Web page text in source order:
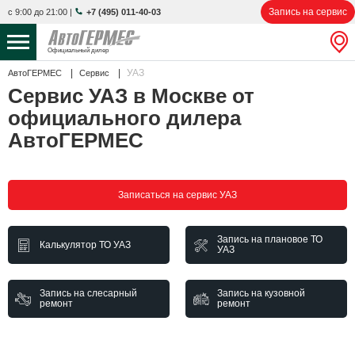
с 9:00 до 21:00 | +7 (495) 011-40-03 Запись на сервис
Официальный дилер
НОВЫЕ АВТОМОБИЛИ
С ПРОБЕГОМ 842 авто
АКЦИИ
О КОМПАНИИ
КОНТАКТЫ
АвтоГЕРМЕС Сервис УАЗ
Сервис УАЗ в Москве от
официального дилера
АвтоГЕРМЕС
Записаться на сервис УАЗ
Калькулятор ТО УАЗ
Запись на плановое ТО
УАЗ
Запись на слесарный
ремонт
Запись на кузовной
ремонт